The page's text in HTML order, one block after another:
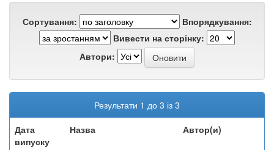
Сортування:
Впорядкування:
Вивести на сторінку:
Автори:
Результати 1 до 3 із 3
Дата
випуску
Назва Автор(и)